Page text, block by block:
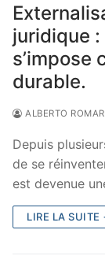
juridique
s’impose
durable.
ALBERTO
Depuis
de se
est devenue
LIRE LA SUITE